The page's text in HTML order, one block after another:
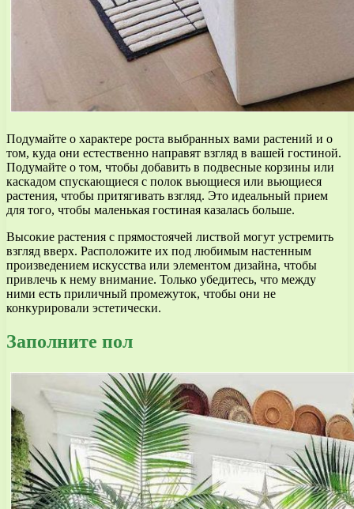
Подумайте о характере роста выбранных вами растений и о
том, куда они естественно направят взгляд в вашей гостиной.
Подумайте о том, чтобы добавить в подвесные корзины или
каскадом спускающиеся с полок вьющиеся или вьющиеся
растения, чтобы притягивать взгляд. Это идеальный прием
для того, чтобы маленькая гостиная казалась больше.
Высокие растения с прямостоячей листвой могут устремить
взгляд вверх. Расположите их под любимым настенным
произведением искусства или элементом дизайна, чтобы
привлечь к нему внимание. Только убедитесь, что между
ними есть приличный промежуток, чтобы они не
конкурировали эстетически.
Заполните пол